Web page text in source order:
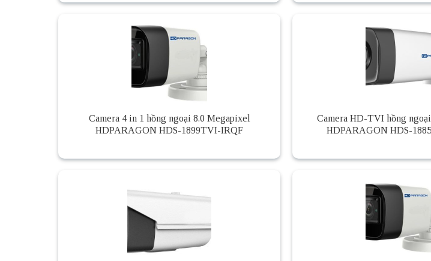
Camera 4 in 1 hồng ngoại 8.0 Megapixel
HDPARAGON HDS-1899TVI-IRQF
Camera HD-TVI hồng
HDPARAGON HDS-